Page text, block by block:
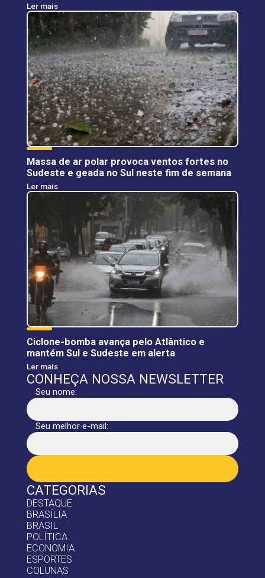
CATEGORIAS
DESTAQUE
BRASÍLIA
BRASIL
POLÍTICA
ECONOMIA
ESPORTES
COLUNAS
Ler mais
Massa de ar polar provoca ventos fortes no
Sudeste e geada no Sul neste fim de semana
Ler mais
Ciclone-bomba avança pelo Atlântico e
mantém Sul e Sudeste em alerta
Ler mais
CONHEÇA NOSSA NEWSLETTER
Seu nome:
Seu melhor e-mail: